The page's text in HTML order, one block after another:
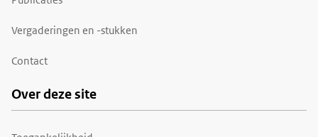
Vergaderingen en -stukken
Contact
Over deze site